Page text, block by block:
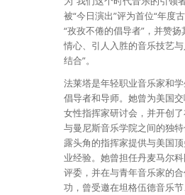
被“今日演出”评为首位“年度
“孜孜不倦的倡导者”，并赞
情心、引人入胜的音乐技艺
结合”。
法莱塔是年轻职业音乐家和
倡导者和导师。她曾为美国
女性指挥家研讨会，并开创
与曼尼斯音乐学院之间的独
露头角的指挥家提供与美国
业经验。她曾担任丹麦马尔
评委，并在与青年音乐家的
功，曾受邀在坦格伍德音乐节